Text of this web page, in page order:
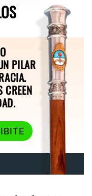
PILAR
CREEN